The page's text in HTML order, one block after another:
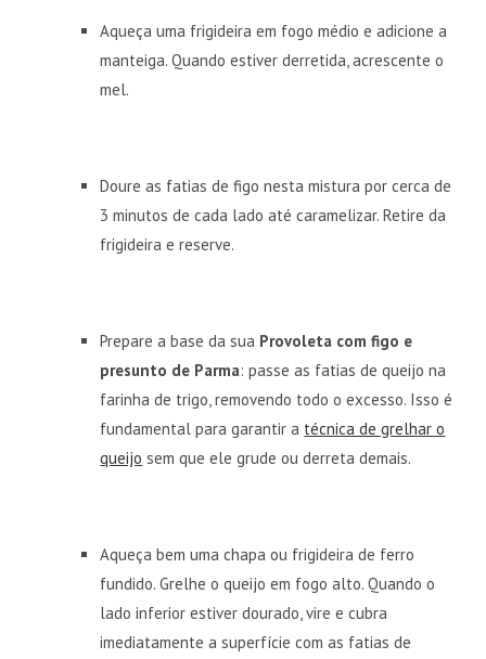
Aqueça uma frigideira em fogo médio e adicione a
manteiga. Quando estiver derretida, acrescente o
mel.
Doure as fatias de figo nesta mistura por cerca de
3 minutos de cada lado até caramelizar. Retire da
frigideira e reserve.
Prepare a base da sua Provoleta com figo e
presunto de Parma: passe as fatias de queijo na
farinha de trigo, removendo todo o excesso. Isso é
fundamental para garantir a técnica de grelhar o
queijo sem que ele grude ou derreta demais.
Aqueça bem uma chapa ou frigideira de ferro
fundido. Grelhe o queijo em fogo alto. Quando o
lado inferior estiver dourado, vire e cubra
imediatamente a superfície com as fatias de